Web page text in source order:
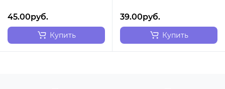
45.00руб.
Купить
39.00руб.
Купить